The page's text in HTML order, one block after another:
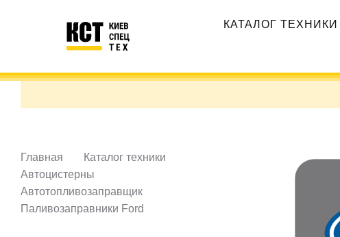
навигация
КАТАЛОГ ТЕХНИКИ
Главная
Каталог техники
Автоцистерны
Автотопливозаправщик
Паливозаправники Ford